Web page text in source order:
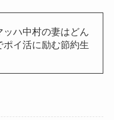
ッハ中村の妻はどん
ポイ活に励む節約生